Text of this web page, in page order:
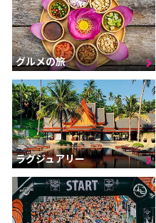
グルメの旅
ラグジュアリー